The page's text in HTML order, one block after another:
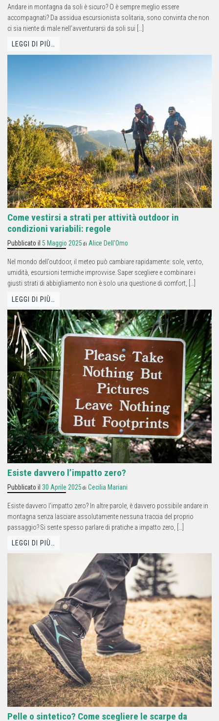
Andare in montagna da soli è sicuro? O è sempre meglio essere
accompagnati? Da assidua escursionista solitaria, sono convinta che non
ci sia niente di male nell’avventurarsi da soli sui […]
LEGGI DI PIÙ…
Come vestirsi a strati per attività outdoor in
condizioni variabili: regole
Pubblicato il 5 Maggio 2025 di Alice Dell'Omo
Nel mondo dell’outdoor, il meteo può cambiare rapidamente: sole, vento,
umidità, escursioni termiche improvvise. Saper scegliere e combinare i
giusti strati di abbigliamento non è solo una questione di comfort, […]
LEGGI DI PIÙ…
Esiste davvero l’impatto zero?
Pubblicato il 30 Aprile 2025 di Cecilia Mariani
Esiste davvero l’impatto zero? In altre parole, è davvero possibile andare in
montagna senza lasciare assolutamente nessuna traccia del proprio
passaggio? Si sente spesso parlare di pratiche a impatto zero, […]
LEGGI DI PIÙ…
Pelle o sintetico? Come scegliere le scarpe da